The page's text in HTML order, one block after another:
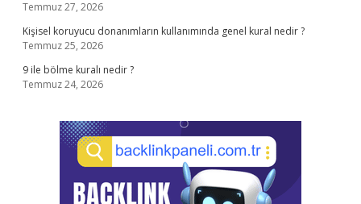
Temmuz 27, 2026
Kişisel koruyucu donanımların kullanımında genel kural nedir ?
Temmuz 25, 2026
9 ile bölme kuralı nedir ?
Temmuz 24, 2026